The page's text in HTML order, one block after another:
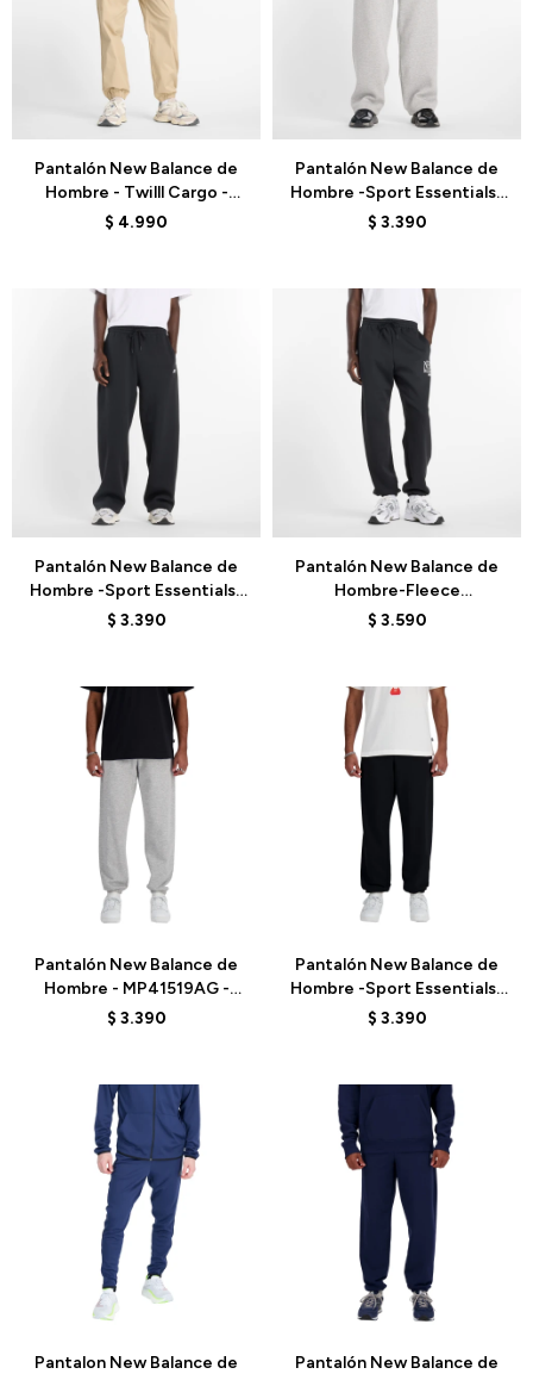
Pantalón New Balance de
Hombre - Twilll Cargo -
MP41579SOT - ELD
$ 4.990
Pantalón New Balance de
Hombre -Sport Essentials-
MP53506AG - GREY
$ 3.390
Pantalón New Balance de
Hombre -Sport Essentials-
MP53506BK - BLACK
$ 3.390
Pantalón New Balance de
Hombre-Fleece
Reimagined-MB61E74ABK -
$ 3.590
Pantalón New Balance de
Hombre - MP41519AG -
GREY
$ 3.390
Pantalón New Balance de
Hombre -Sport Essentials-
MP41519BK - BLACK
$ 3.390
Pantalon New Balance de
Pantalón New Balance de